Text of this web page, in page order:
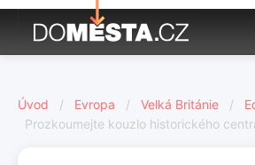
Úvod / Evropa / Velká Británie /
Prozkoumejte kouzlo historického